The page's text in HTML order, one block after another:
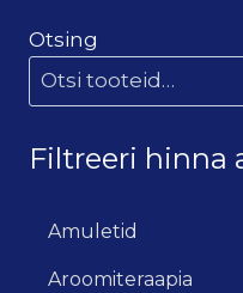
Otsing
Filtreeri hinna
Amuletid
Aroomiteraapia